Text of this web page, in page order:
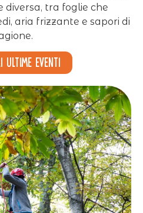
diversa, tra foglie che
aria frizzante e sapori di
ultime eventi